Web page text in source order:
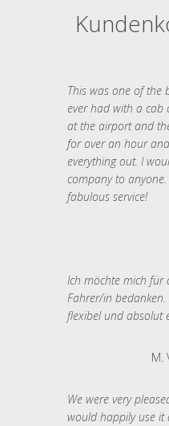
This was one of the
ever had with a cab
at the airport and
for over an hour
everything out. I
company to
fabulous service!
Ich möchte mich für
Fahrer/in bedanken.
flexibel und absolut
M.
We were very
would happily use it